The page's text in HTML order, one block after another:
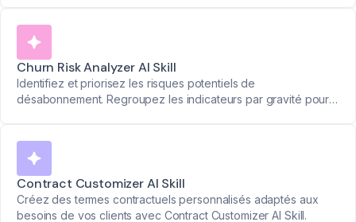
Churn Risk Analyzer AI Skill
Identifiez et priorisez les risques potentiels de
désabonnement. Regroupez les indicateurs par gravité pour
Contract Customizer AI Skill
Créez des termes contractuels personnalisés adaptés aux
besoins de vos clients avec Contract Customizer AI Skill.